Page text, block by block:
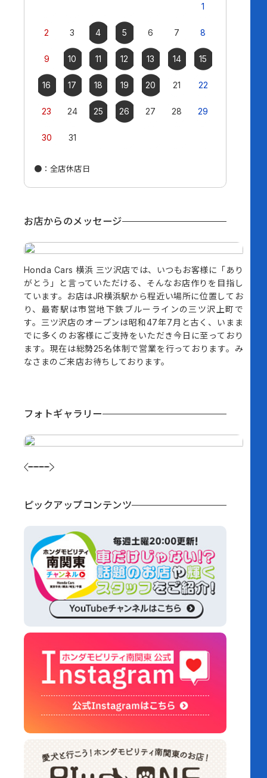
1
2 3 4 5 6 7 8
9 10 11 12 13 14 15
16 17 18 19 20 21 22
23 24 25 26 27 28 29
30 31
● ：全店休店日
お店からのメッセージ
Honda Cars 横浜 三ツ沢店では、いつもお客様に「あり
がとう」と言っていただける、そんなお店作りを目指し
ています。お店はJR横浜駅から程近い場所に位置してお
り、最寄駅は市営地下鉄ブルーラインの三ツ沢上町で
す。三ツ沢店のオープンは昭和47年7月と古く、いまま
でに多くのお客様にご支持をいただき今日に至っており
ます。現在は総勢25名体制で営業を行っております。み
なさまのご来店お待ちしております。
フォトギャラリー
ピックアップコンテンツ